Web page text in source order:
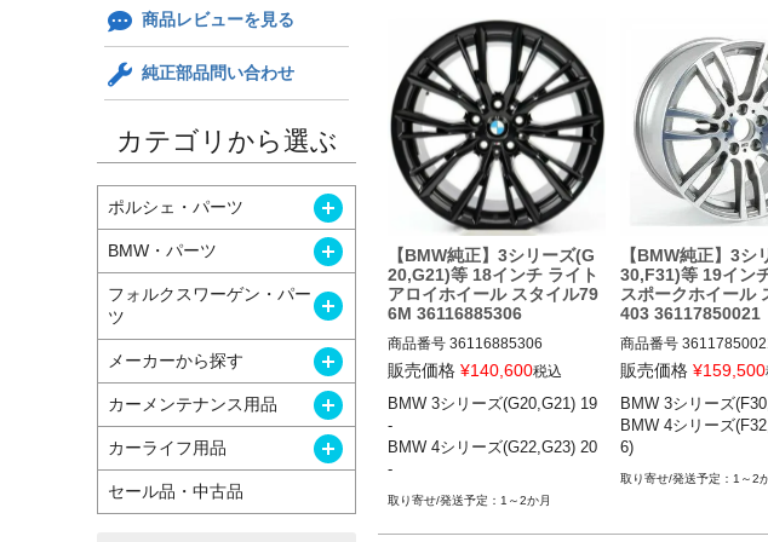
商品レビューを見る
純正部品問い合わせ
カテゴリから選ぶ
ポルシェ・パーツ
BMW・パーツ
フォルクスワーゲン・パー
ツ
メーカーから探す
カーメンテナンス用品
カーライフ用品
セール品・中古品
【BMW純正】3シリーズ(G
20,G21)等 18インチ ライト
アロイホイール スタイル79
6M 36116885306
商品番号 36116885306
36116885306
BMW 3シリーズ(G20,G21) 19-
BMW 4シリーズ(G22,G23) 20-
販売価格 ¥140,600税込
BMW 3シリーズ(G20,G21) 19
-
BMW 4シリーズ(G22,G23) 20
-
1～2か月
【BMW純正】3シ
30,F31)等 19イン
スポークホイール
403 36117850021
商品番号
36117850021
BMW 3シリーズ
BMW 4シリーズ
3-20
販売価格 ¥159,500
BMW 3シリーズ
BMW 4シリーズ
6)
1～2